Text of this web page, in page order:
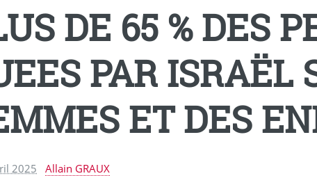
DE 65 % DES
PAR ISRAËL
ET DES
2025
Allain GRAUX